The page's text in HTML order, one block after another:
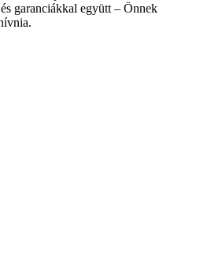
garanciákkal együtt – Önnek